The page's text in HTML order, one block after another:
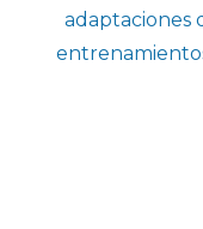
adaptaciones